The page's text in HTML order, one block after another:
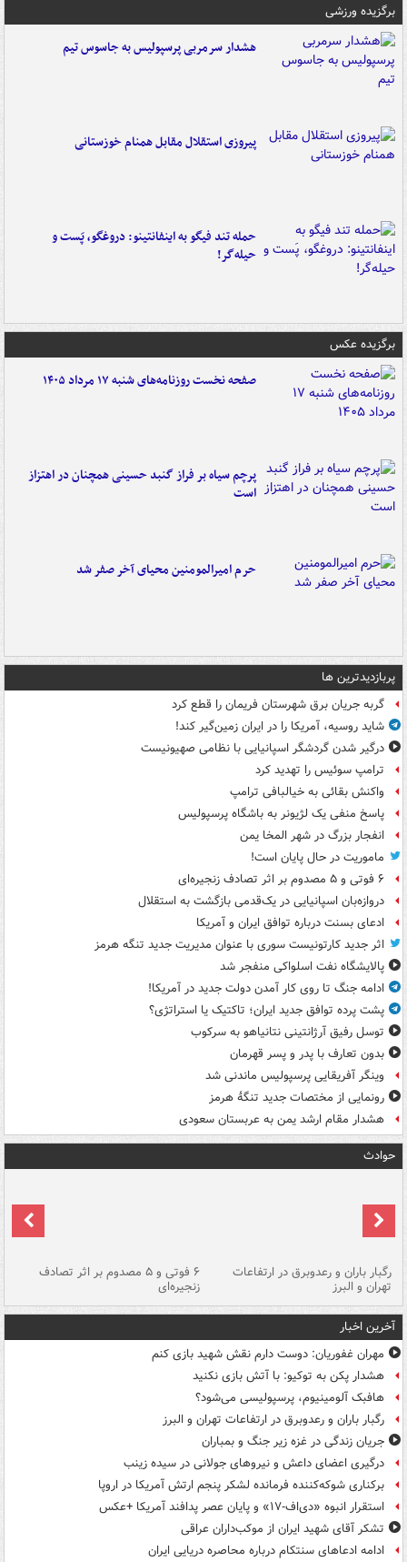
برگزیده ورزشی
هشدار سرمربی پرسپولیس به جاسوس تیم
پیروزی استقلال مقابل همنام خوزستانی
حمله تند فیگو به اینفانتینو: دروغگو، پَست‌ و
حیله‌گر!
برگزیده عکس
صفحه نخست روزنامه‌های شنبه ۱۷ مرداد ۱۴۰۵
پرچم سیاه بر فراز گنبد حسینی همچنان در اهتزاز
است
حرم امیرالمومنین محیای آخر صفر شد
پربازدیدترین ها
گربه جریان برق شهرستان فریمان را قطع کرد
شاید روسیه، آمریکا را در ایران زمین‌گیر کند!
درگیر شدن گردشگر اسپانیایی با نظامی صهیونیست
ترامپ سوئیس را تهدید کرد
واکنش بقائی به خیالبافی ترامپ
پاسخ منفی یک لژیونر به باشگاه پرسپولیس
انفجار بزرگ در شهر المخا یمن
ماموریت در حال پایان است!
۶ فوتی و ۵ مصدوم بر اثر تصادف زنجیره‌ای
دروازه‌بان اسپانیایی در یک‌قدمی بازگشت به استقلال
ادعای بسنت درباره توافق ایران و آمریکا
اثر جدید کارتونیست سوری با عنوان مدیریت جدید تنگه هرمز
پالایشگاه نفت اسلواکی منفجر شد
ادامه جنگ تا روی کار آمدن دولت جدید در آمریکا!
پشت پرده توافق جدید ایران؛ تاکتیک یا استراتژی؟
توسل رفیق آرژانتینی نتانیاهو به سرکوب
بدون تعارف با پدر و پسر قهرمان
وینگر آفریقایی پرسپولیس ماندنی شد
رونمایی از مختصات جدید تنگۀ هرمز
هشدار مقام ارشد یمن به عربستان سعودی
حوادث
رگبار باران و رعدوبرق در ارتفاعات
تهران و البرز
۶ فوتی و ۵ مصدوم بر اثر تصادف
زنجیره‌ای
آخرین اخبار
مهران غفوریان: دوست دارم نقش شهید بازی کنم
هشدار پکن به توکیو: با آتش بازی نکنید
هافبک آلومینیوم، پرسپولیسی می‌شود؟
رگبار باران و رعدوبرق در ارتفاعات تهران و البرز
جریان زندگی در غزه زیر جنگ و بمباران
درگیری اعضای داعش و نیروهای جولانی در سیده زینب
برکناری شوکه‌کننده فرمانده لشکر پنجم ارتش آمریکا در اروپا
استقرار انبوه «دی‌اف‑۱۷» و پایان عصر پدافند آمریکا +عکس
تشکر آقای شهید ایران از موکب‌داران عراقی
ادامه ادعاهای سنتکام درباره محاصره دریایی ایران